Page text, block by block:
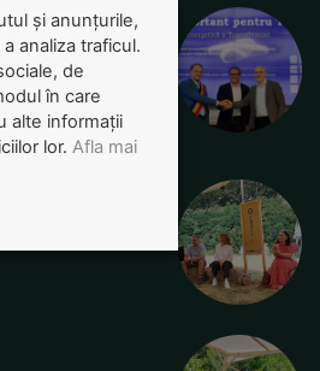
și anunțurile,
analiza traficul.
de
în care
alte informații
lor. Afla mai